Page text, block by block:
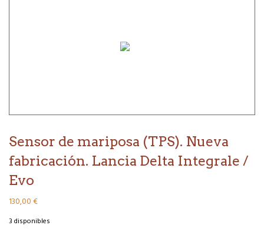
Sensor de mariposa (TPS). Nueva
fabricación. Lancia Delta Integrale /
Evo
130,00€
3 disponibles